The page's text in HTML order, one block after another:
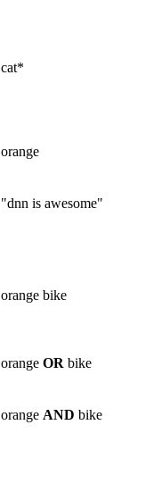
cat*
orange
"dnn is awesome"
orange bike
orange OR bike
orange AND bike